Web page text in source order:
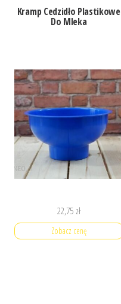
Kramp Cedzidło Plastikowe
Do Mleka
22,75 zł
Zobacz cenę